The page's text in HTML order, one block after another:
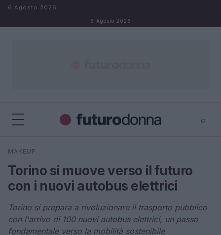
Salta al contenuto
6 Agosto 2026
6 Agosto 2026
⌕
Cerca
MAKEUP
Torino si muove verso il futuro
con i nuovi autobus elettrici
Torino si prepara a rivoluzionare il trasporto pubblico
con l'arrivo di 100 nuovi autobus elettrici, un passo
fondamentale verso la mobilità sostenibile